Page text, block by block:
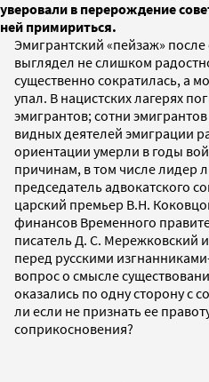
уверовали в перерождение
ней примириться.
Эмигрантский «пейзаж»
выглядел не слишком
существенно сократилась, а
упал. В нацистских лагерях
эмигрантов; сотни
видных деятелей эмиграции
ориентации умерли в годы
причинам, в том числе лидер
председатель адвокатского
царский премьер В.Н.
финансов Временного
писатель Д. С. Мережковский
перед русскими
вопрос о смысле
оказались по одну сторону с
ли если не признать ее
соприкосновения?